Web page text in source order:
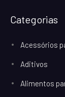
Categorias
Acessórios
Aditivos
Alimentos